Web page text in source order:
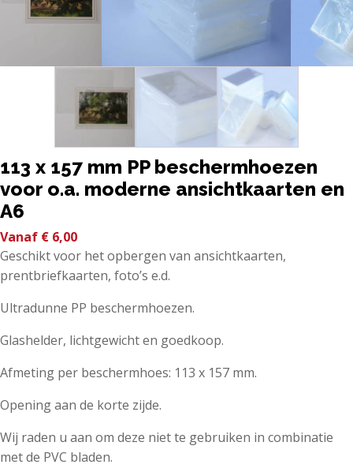
113 x 157 mm PP beschermhoezen
voor o.a. moderne ansichtkaarten en
A6
Vanaf € 6,00
Geschikt voor het opbergen van ansichtkaarten,
prentbriefkaarten, foto’s e.d.
Ultradunne PP beschermhoezen.
Glashelder, lichtgewicht en goedkoop.
Afmeting per beschermhoes: 113 x 157 mm.
Opening aan de korte zijde.
Wij raden u aan om deze niet te gebruiken in combinatie
met de PVC bladen.